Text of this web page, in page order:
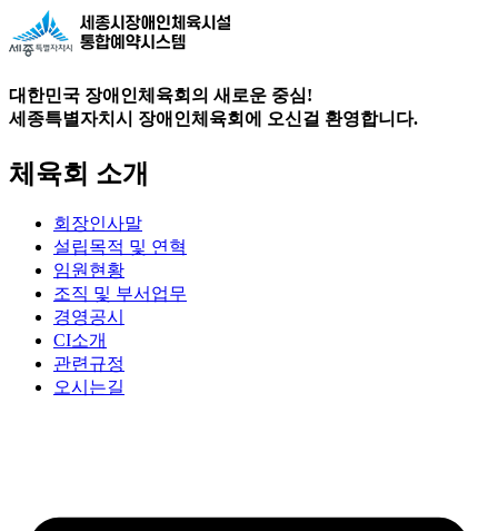
대한민국 장애인체육회의 새로운 중심!
세종특별자치시 장애인체육회에 오신걸 환영합니다.
체육회 소개
회장인사말
설립목적 및 연혁
임원현황
조직 및 부서업무
경영공시
CI소개
관련규정
오시는길